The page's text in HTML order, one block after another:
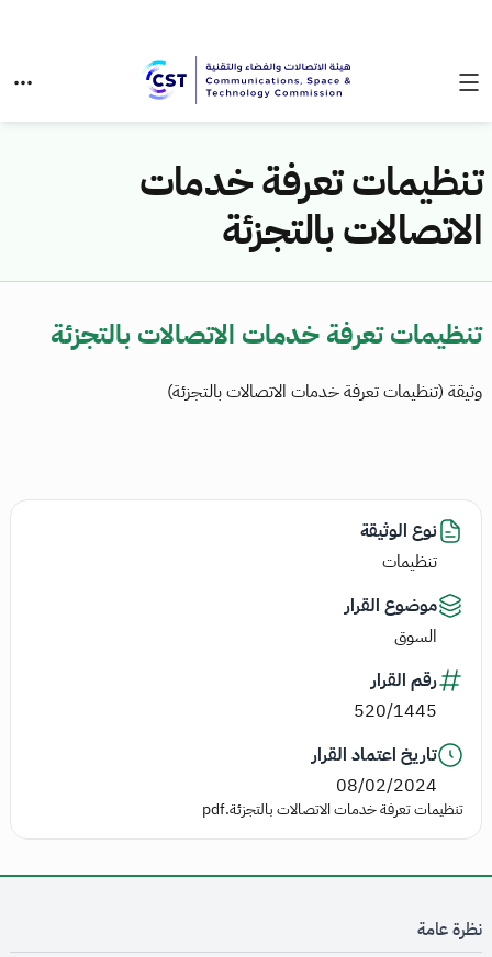
تنظيمات تعرفة خدمات
الاتصالات بالتجزئة
تنظيمات تعرفة خدمات الاتصالات بالتجزئة
وثيقة (تنظيمات تعرفة خدمات الاتصالات بالتجزئة)
نوع الوثيقة
تنظيمات
موضوع القرار
السوق
رقم القرار
520/1445
تاريخ اعتماد القرار
08/02/2024
تنظيمات تعرفة خدمات الاتصالات بالتجزئة.pdf
نظرة عامة